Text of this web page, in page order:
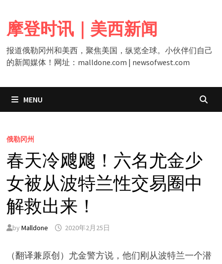
content
摩登时讯｜美西新闻
报道俄勒冈州和美西，聚焦美国，纵览全球。小伙伴们自己
的新闻媒体！网址：malldone.com | newsofwest.com
MENU
俄勒冈州
春天冷飕飕！六名尤金少
女被从波特兰性交易圈中
解救出来！
by Malldone 2020年2月25日
（翻译兼原创）尤金警方说，他们刚从波特兰一个潜